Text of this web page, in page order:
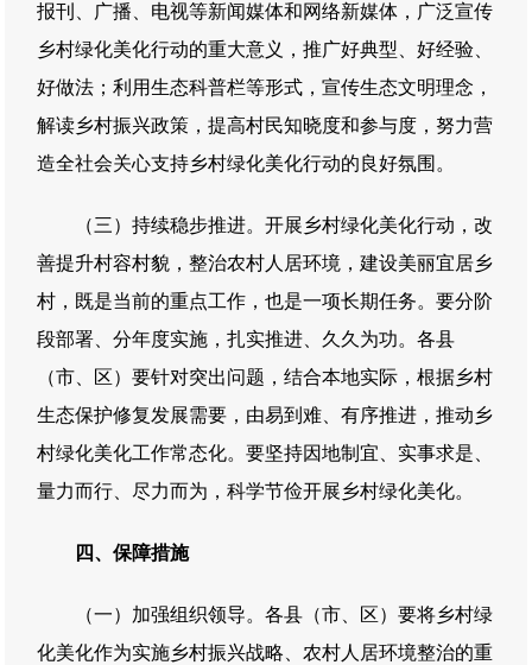
报刊、广播、电视等新闻媒体和网络新媒体，广泛宣传
乡村绿化美化行动的重大意义，推广好典型、好经验、
好做法；利用生态科普栏等形式，宣传生态文明理念，
解读乡村振兴政策，提高村民知晓度和参与度，努力营
造全社会关心支持乡村绿化美化行动的良好氛围。
（三）持续稳步推进。开展乡村绿化美化行动，改
善提升村容村貌，整治农村人居环境，建设美丽宜居乡
村，既是当前的重点工作，也是一项长期任务。要分阶
段部署、分年度实施，扎实推进、久久为功。各县
（市、区）要针对突出问题，结合本地实际，根据乡村
生态保护修复发展需要，由易到难、有序推进，推动乡
村绿化美化工作常态化。要坚持因地制宜、实事求是、
量力而行、尽力而为，科学节俭开展乡村绿化美化。
四、保障措施
（一）加强组织领导。各县（市、区）要将乡村绿
化美化作为实施乡村振兴战略、农村人居环境整治的重